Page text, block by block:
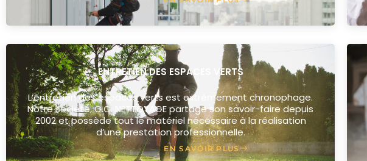
ENTRETIEN DES ESPACES VERTS
L’entretien des espaces verts est extrêmement chronophage.
Notre société, G.C. NETTOYAGE partage son savoir-faire depuis
2002 et possède tout le matériel nécessaire à la réalisation
d’une prestation professionnelle.
EN SAVOIR PLUS